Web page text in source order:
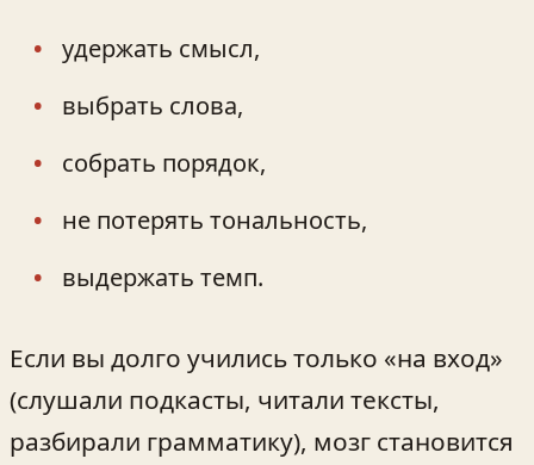
удержать смысл,
выбрать слова,
собрать порядок,
не потерять тональность,
выдержать темп.
Если вы долго учились только «на вход»
(слушали подкасты, читали тексты,
разбирали грамматику), мозг становится